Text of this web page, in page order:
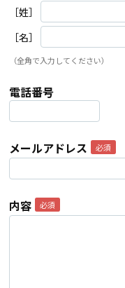
［姓］
［名］
（全角で入力してください）
電話番号
メールアドレス
内容